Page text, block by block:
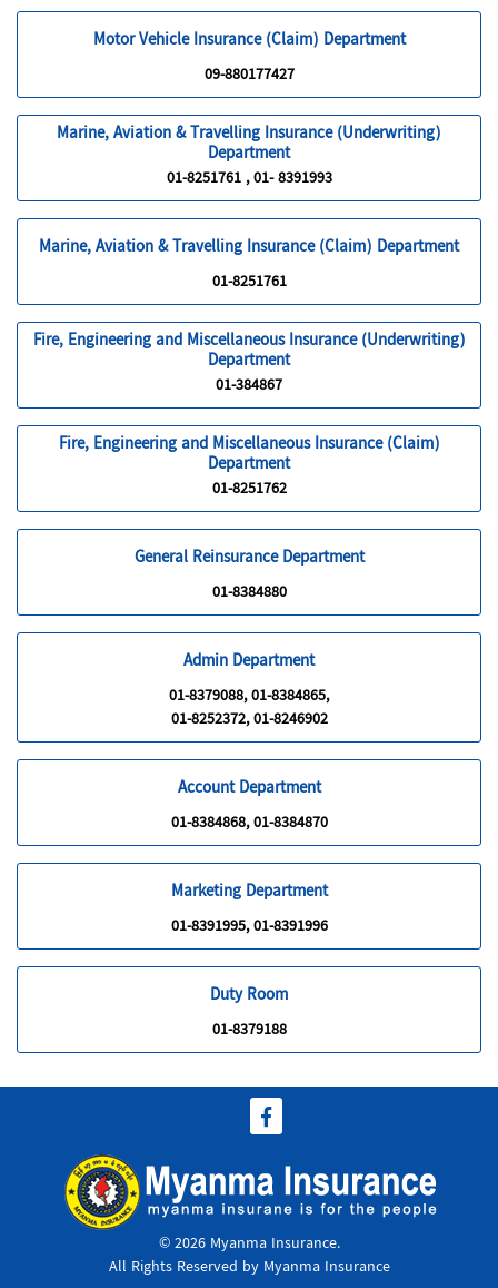
Motor Vehicle Insurance (Claim) Department
09-880177427
Marine, Aviation & Travelling Insurance (Underwriting)
Department
01-8251761 , 01- 8391993
Marine, Aviation & Travelling Insurance (Claim) Department
01-8251761
Fire, Engineering and Miscellaneous Insurance (Underwriting)
Department
01-384867
Fire, Engineering and Miscellaneous Insurance (Claim)
Department
01-8251762
General Reinsurance Department
01-8384880
Admin Department
01-8379088, 01-8384865,
01-8252372, 01-8246902
Account Department
01-8384868, 01-8384870
Marketing Department
01-8391995, 01-8391996
Duty Room
01-8379188
© 2026 Myanma Insurance.
All Rights Reserved by Myanma Insurance